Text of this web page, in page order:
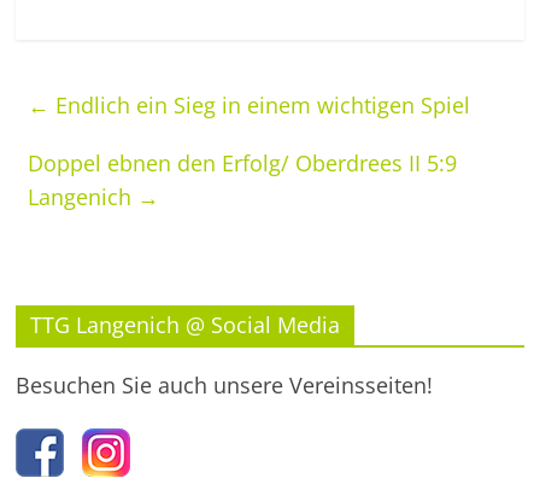
← Endlich ein Sieg in einem wichtigen Spiel
Doppel ebnen den Erfolg/ Oberdrees II 5:9
Langenich →
TTG Langenich @ Social Media
Besuchen Sie auch unsere Vereinsseiten!